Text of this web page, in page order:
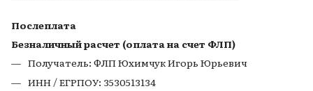
Послеплата
Безналичный расчет (оплата на счет ФЛП)
Получатель: ФЛП Юхимчук Игорь Юрьевич
ИНН / ЕГРПОУ: 3530513134